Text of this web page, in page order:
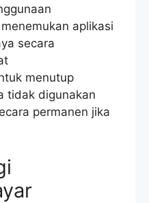
aplikasi
secara
menutup
tidak digunakan
permanen jika